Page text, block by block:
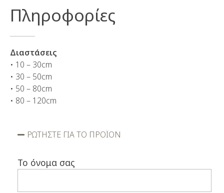
Πληροφορίες
Διαστάσεις
• 10 – 30cm
• 30 – 50cm
• 50 – 80cm
• 80 – 120cm
ΡΩΤΗΣΤΕ ΓΙΑ ΤΟ ΠΡΟΪΟΝ
Το όνομα σας